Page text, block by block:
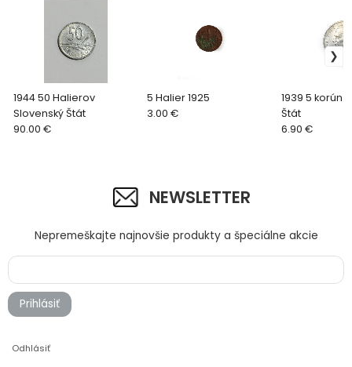
1944 50 Halierov
Slovenský Štát
90.00 €
5 Halier 1925
3.00 €
1939 5 korún
Štát
6.90 €
NEWSLETTER
Nepremeškajte najnovšie produkty a špeciálne akcie
Prihlásiť
Odhlásiť